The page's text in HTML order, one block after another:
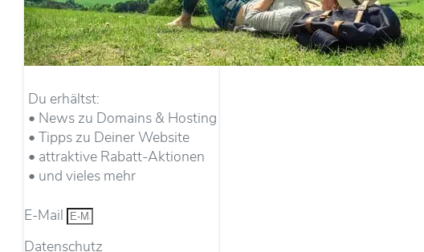
Du erhältst:
• News zu Domains & Hosting
• Tipps zu Deiner Website
• attraktive Rabatt-Aktionen
• und vieles mehr
E-Mail
Datenschutz